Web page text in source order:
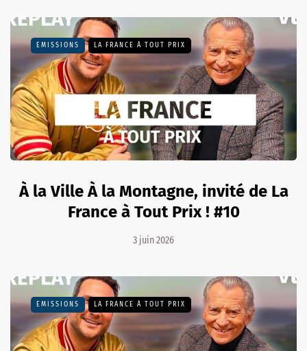
EMISSIONS LA FRANCE À TOUT PRIX
À la Ville À la Montagne, invité de La
France à Tout Prix ! #10
3 juin 2026
EMISSIONS LA FRANCE À TOUT PRIX